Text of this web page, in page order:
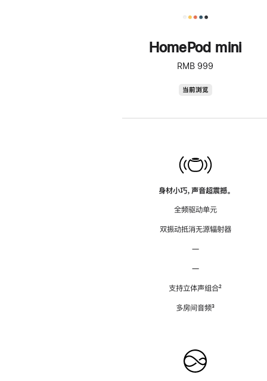
HomePod mini
RMB 999
当前浏览
身材小巧，声音超震撼。
全频驱动单元
双振动抵消无源辐射器
—
—
支持立体声组合脚
²
多房间音频脚
³